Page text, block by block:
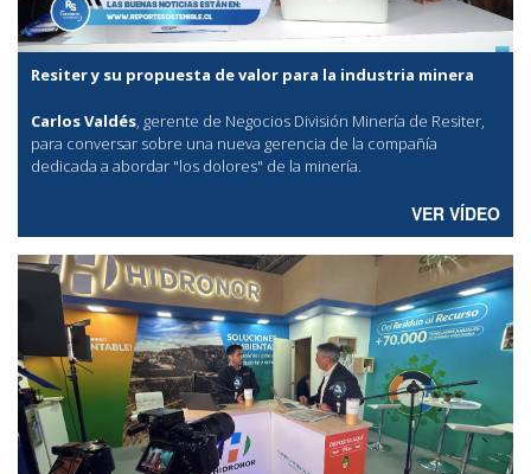
Resiter y su propuesta de valor para la industria minera
Carlos Valdés, gerente de Negocios División Minería de Resiter,
para conversar sobre una nueva gerencia de la compañía
dedicada a abordar "los dolores" de la minería.
VER VÍDEO